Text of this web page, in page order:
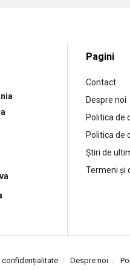
Pagini
Contact
Despre noi
Politica de
Politica de
Știri de
Termeni și
confidențialitate Despre noi